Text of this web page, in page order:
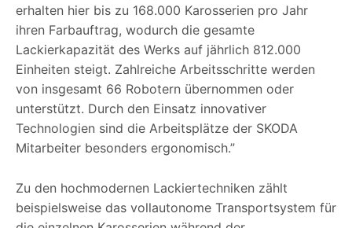
erhalten hier bis zu 168.000 Karosserien pro Jahr
ihren Farbauftrag, wodurch die gesamte
Lackierkapazität des Werks auf jährlich 812.000
Einheiten steigt. Zahlreiche Arbeitsschritte werden
von insgesamt 66 Robotern übernommen oder
unterstützt. Durch den Einsatz innovativer
Technologien sind die Arbeitsplätze der SKODA
Mitarbeiter besonders ergonomisch.”
Zu den hochmodernen Lackiertechniken zählt
beispielsweise das vollautonome Transportsystem für